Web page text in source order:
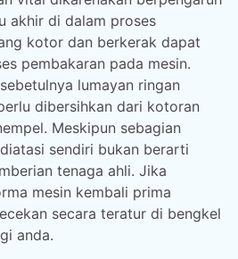
akhir di dalam proses
kotor dan berkerak dapat
pembakaran pada mesin.
lumayan ringan
dibersihkan dari kotoran
Meskipun sebagian
sendiri bukan berarti
tenaga ahli. Jika
mesin kembali prima
secara teratur di bengkel
anda.